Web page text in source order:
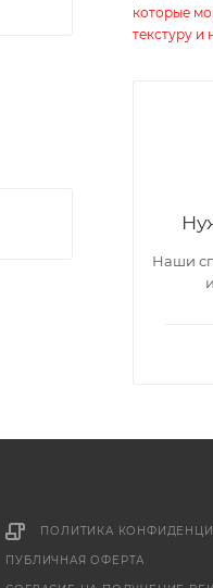
которые
текстуру и
Наши
ПОЛИТИКА
ПУБЛИЧНАЯ ОФЕРТА